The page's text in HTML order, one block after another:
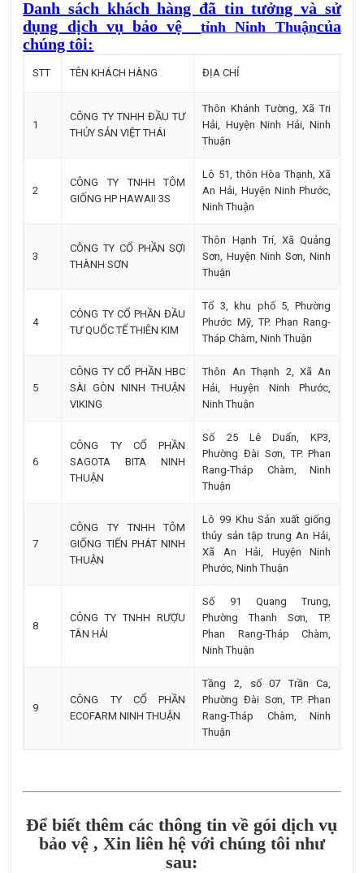
Danh sách khách hàng đã tin tưởng và sử
dụng dịch vụ bảo vệtỉnh Ninh Thuậncủa
chúng tôi:
STT TÊN KHÁCH HÀNG ĐỊA CHỈ
1
CÔNG TY TNHH ĐẦU TƯ
THỦY SẢN VIỆT THÁI
Thôn Khánh Tường, Xã Tri
Hải, Huyện Ninh Hải, Ninh
Thuận
2
CÔNG TY TNHH TÔM
GIỐNG HP HAWAII 3S
Lô 51, thôn Hòa Thạnh, Xã
An Hải, Huyện Ninh Phước,
Ninh Thuận
3
CÔNG TY CỔ PHẦN SỢI
THÀNH SƠN
Thôn Hạnh Trí, Xã Quảng
Sơn, Huyện Ninh Sơn, Ninh
Thuận
4
CÔNG TY CỔ PHẦN ĐẦU
TƯ QUỐC TẾ THIÊN KIM
Tổ 3, khu phố 5, Phường
Phước Mỹ, TP. Phan Rang-
Tháp Chàm, Ninh Thuận
5
CÔNG TY CỔ PHẦN HBC
SÀI GÒN NINH THUẬN
VIKING
Thôn An Thạnh 2, Xã An
Hải, Huyện Ninh Phước,
Ninh Thuận
6
CÔNG TY CỔ PHẦN
SAGOTA BITA NINH
THUẬN
Số 25 Lê Duẩn, KP3,
Phường Đài Sơn, TP. Phan
Rang-Tháp Chàm, Ninh
Thuận
7
CÔNG TY TNHH TÔM
GIỐNG TIẾN PHÁT NINH
THUẬN
Lô 99 Khu Sản xuất giống
thủy sản tập trung An Hải,
Xã An Hải, Huyện Ninh
Phước, Ninh Thuận
8
CÔNG TY TNHH RƯỢU
TÂN HẢI
Số 91 Quang Trung,
Phường Thanh Sơn, TP.
Phan Rang-Tháp Chàm,
Ninh Thuận
9
CÔNG TY CỔ PHẦN
ECOFARM NINH THUẬN
Tầng 2, số 07 Trần Ca,
Phường Đài Sơn, TP. Phan
Rang-Tháp Chàm, Ninh
Thuận
Để biết thêm các thông tin về gói dịch vụ
bảo vệ , Xin liên hệ với chúng tôi như
sau: